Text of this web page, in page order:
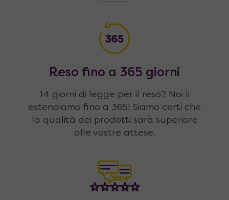
Reso fino a 365 giorni
14 giorni di legge per il reso? Noi li
estendiamo fino a 365! Siamo certi che
la qualità dei prodotti sarà superiore
alle vostre attese.